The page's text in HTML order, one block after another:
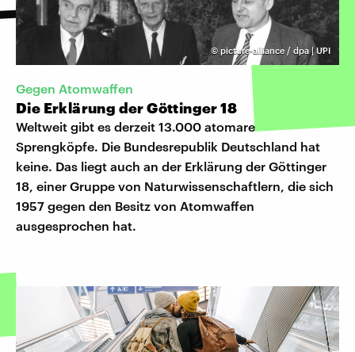
© picture-alliance / dpa | UPI
Gegen Atomwaffen
Die Erklärung der Göttinger 18
Weltweit gibt es derzeit 13.000 atomare
Sprengköpfe. Die Bundesrepublik Deutschland hat
keine. Das liegt auch an der Erklärung der Göttinger
18, einer Gruppe von Naturwissenschaftlern, die sich
1957 gegen den Besitz von Atomwaffen
ausgesprochen hat.